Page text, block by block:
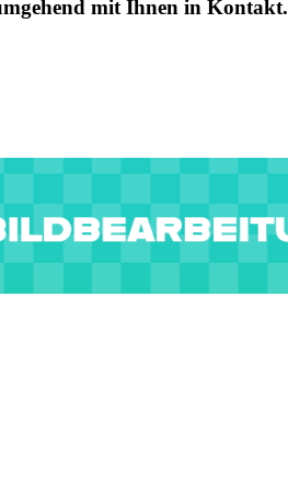
mit Ihnen in Kontakt.